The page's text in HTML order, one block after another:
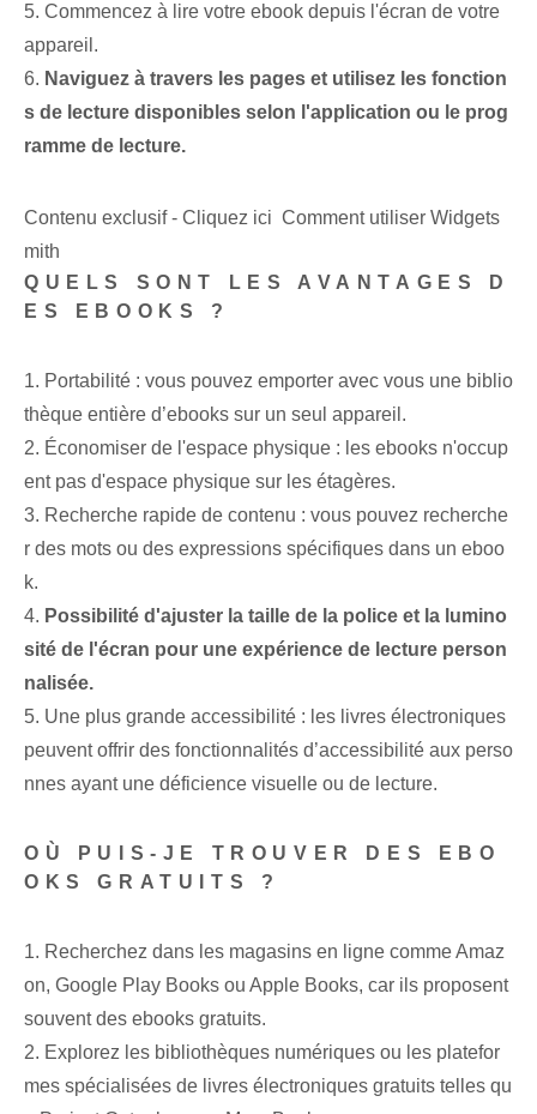
5. Commencez à lire votre ebook depuis l'écran de votre
appareil.
6. Naviguez à travers les pages et utilisez les fonction
s de lecture disponibles selon l'application ou le prog
ramme de lecture.
Contenu exclusif - Cliquez ici Comment utiliser Widgets
mith
QUELS SONT LES AVANTAGES D
ES EBOOKS ?
1. Portabilité : vous pouvez emporter avec vous une biblio
thèque entière d’ebooks sur un seul appareil.
2. Économiser de l'espace physique : les ebooks n'occup
ent pas d'espace physique sur les étagères.
3. Recherche rapide de contenu : vous pouvez recherche
r des mots ou des expressions spécifiques dans un eboo
k.
4. Possibilité d'ajuster la taille de la police et la lumino
sité de l'écran pour une expérience de lecture person
nalisée.
5. Une plus grande accessibilité : les livres électroniques
peuvent offrir des fonctionnalités d’accessibilité aux perso
nnes ayant une déficience visuelle ou de lecture.
OÙ PUIS-JE TROUVER DES EBO
OKS GRATUITS ?
1. Recherchez dans les magasins en ligne comme Amaz
on, Google Play Books ou Apple Books, car ils proposent
souvent des ebooks gratuits.
2. Explorez les bibliothèques numériques ou les platefor
mes spécialisées de livres électroniques gratuits telles qu